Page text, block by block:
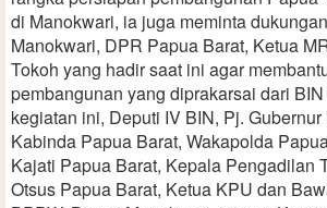
di Manokwari, ia juga meminta
Manokwari, DPR Papua Barat, Ketua
Tokoh yang hadir saat ini agar
pembangunan yang diprakarsai dari
kegiatan ini, Deputi IV BIN, Pj.
Kabinda Papua Barat, Wakapolda
Kajati Papua Barat, Kepala Pengadilan
Otsus Papua Barat, Ketua KPU dan